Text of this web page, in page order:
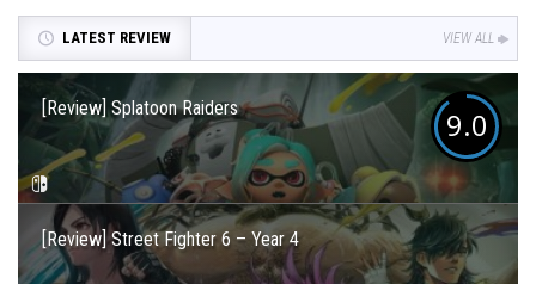
LATEST REVIEW VIEW ALL
[Review] Splatoon Raiders 9.0
[Review] Street Fighter 6 – Year 4